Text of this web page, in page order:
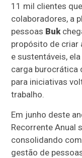
11 mil clientes
colaboradores, a
pessoas Buk
propósito de criar
e sustentáveis,
carga burocrática
para iniciativas
trabalho.
Em junho deste
Recorrente Anual
consolidando
gestão de